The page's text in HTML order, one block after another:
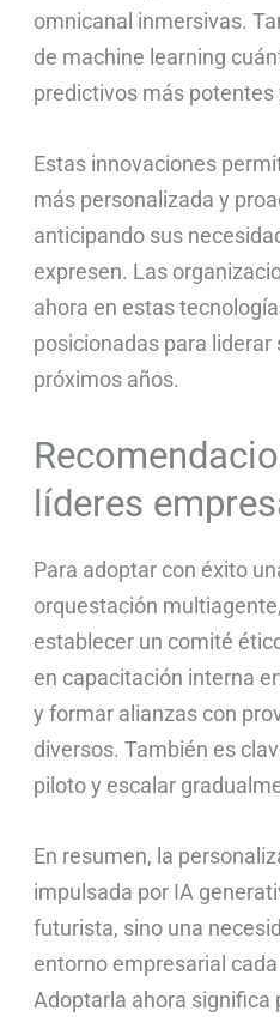
omnicanal inmersivas.
de machine learning
predictivos más potentes
Estas innovaciones
más personalizada y
anticipando sus
expresen. Las
ahora en estas
posicionadas para liderar
próximos años.
líderes
Para adoptar con éxito
orquestación
establecer un comité
en capacitación interna
y formar alianzas con
diversos. También es
piloto y escalar
En resumen, la
impulsada por IA
futurista, sino una
entorno empresarial
Adoptarla ahora significa